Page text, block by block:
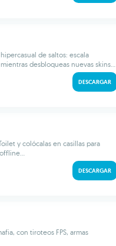
de saltos: escala
desbloqueas nuevas skins...
DESCARGAR
y colócalas en casillas para
DESCARGAR
con tiroteos FPS, armas